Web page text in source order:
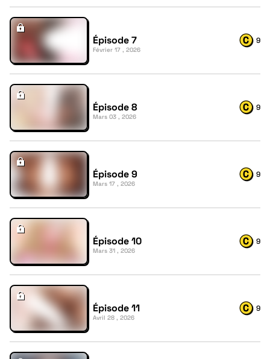
Épisode 7
Février 17 , 2026
9
Épisode 8
Mars 03 , 2026
9
Épisode 9
Mars 17 , 2026
9
Épisode 10
Mars 31 , 2026
9
Épisode 11
Avril 28 , 2026
9